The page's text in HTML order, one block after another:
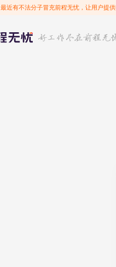
最近有不法分子冒充前程无忧，让用户提